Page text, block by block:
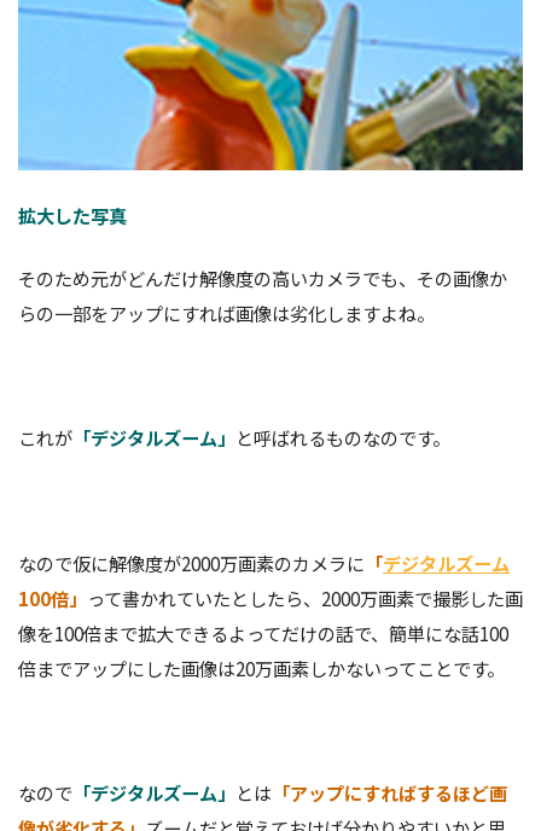
拡大した写真
そのため元がどんだけ解像度の高いカメラでも、その画像か
らの一部をアップにすれば画像は劣化しますよね。
これが 「デジタルズーム」 と呼ばれるものなのです。
なので仮に解像度が2000万画素のカメラに 「デジタルズーム
100倍」 って書かれていたとしたら、2000万画素で撮影した画
像を100倍まで拡大できるよってだけの話で、簡単にな話100
倍までアップにした画像は20万画素しかないってことです。
なので 「デジタルズーム」 とは 「アップにすればするほど画